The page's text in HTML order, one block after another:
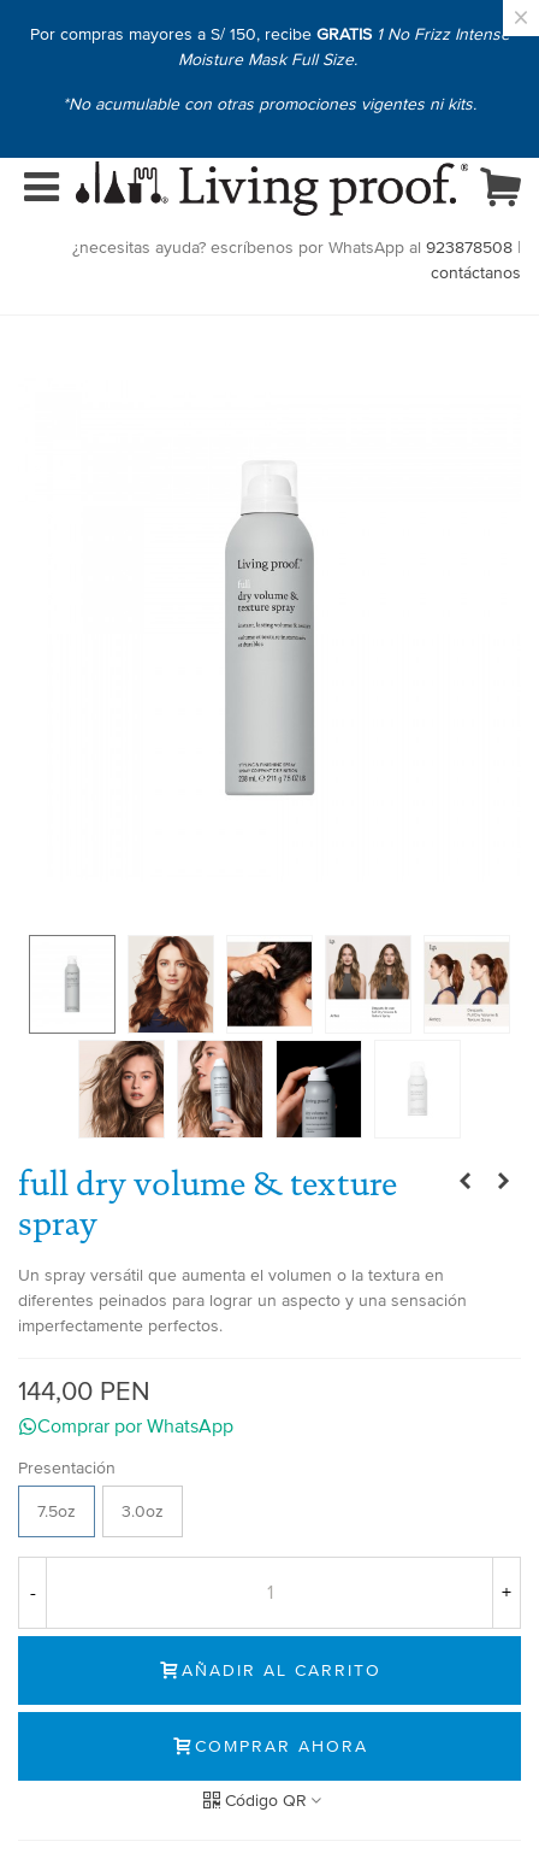
Por compras mayores a S/ 150, recibe GRATIS 1 No Frizz Intense
Moisture Mask Full Size.
*No acumulable con otras promociones vigentes ni kits.
×
¿necesitas ayuda? escríbenos por WhatsApp al 923878508 |
contáctanos
full dry volume & texture
spray
Un spray versátil que aumenta el volumen o la textura en
diferentes peinados para lograr un aspecto y una sensación
imperfectamente perfectos.
144,00 PEN
Comprar por WhatsApp
Presentación
7.5oz 3.0oz
- +
AÑADIR AL CARRITO
COMPRAR AHORA
Código QR